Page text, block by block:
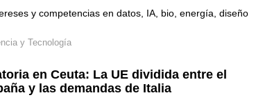
y competencias en datos, IA, bio, energía, diseño
y Tecnología
en Ceuta: La UE dividida entre el
y las demandas de Italia